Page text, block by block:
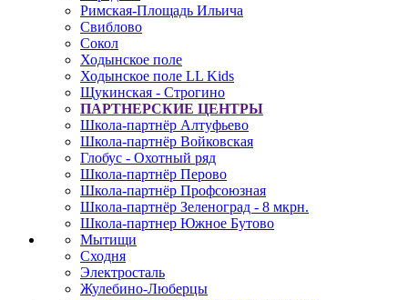
Римская-Площадь Ильича
Свиблово
Сокол
Ходынское поле
Ходынское поле LL Kids
Щукинская - Строгино
ПАРТНЕРСКИЕ ЦЕНТРЫ
Школа-партнёр Алтуфьево
Школа-партнёр Войковская
Глобус - Охотный ряд
Школа-партнёр Перово
Школа-партнёр Профсоюзная
Школа-партнёр Зеленоград - 8 мкрн.
Школа-партнер Южное Бутово
Мытищи
Сходня
Электросталь
Жулебино-Люберцы